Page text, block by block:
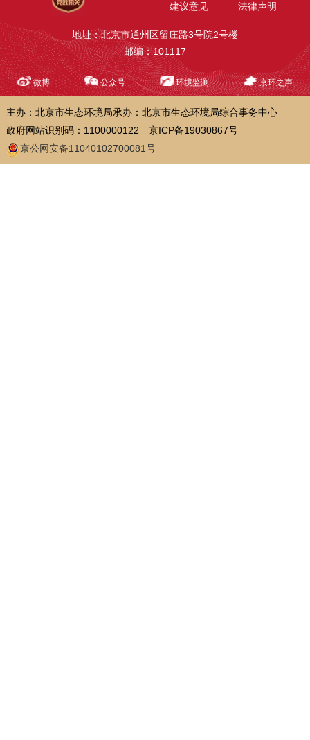
建议意见
法律声明
地址：北京市通州区留庄路3号院2号楼
邮编：101117
微博 公众号 环境监测 京环之声
主办：北京市生态环境局承办：北京市生态环境局综合事务中心
政府网站识别码：1100000122
京ICP备19030867号
京公网安备11040102700081号